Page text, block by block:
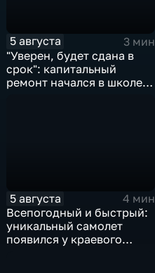
5 августа
3 мин
"Уверен, будет сдана в
срок": капитальный
ремонт начался в школе
5 августа
4 мин
Всепогодный и быстрый:
уникальный самолет
появился у краевого